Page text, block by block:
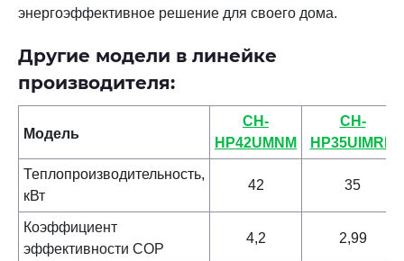
энергоэффективное решение для своего дома.
Другие модели в линейке
производителя:
Модель
CH-
HP42UMNM
CH-
HP35UIMRM
Теплопроизводительность,
кВт
42 35
Коэффициент
эффективности COP
4,2 2,99